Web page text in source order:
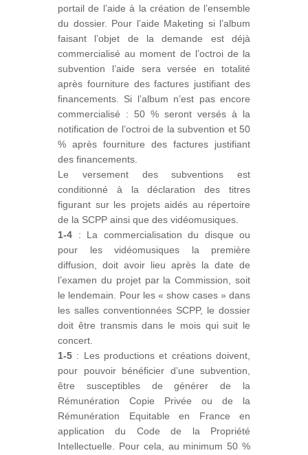
portail de l’aide à la création de l’ensemble
du dossier. Pour l’aide Maketing si l’album
faisant l’objet de la demande est déjà
commercialisé au moment de l’octroi de la
subvention l’aide sera versée en totalité
après fourniture des factures justifiant des
financements. Si l’album n’est pas encore
commercialisé : 50 % seront versés à la
notification de l’octroi de la subvention et 50
% après fourniture des factures justifiant
des financements.
Le versement des subventions est
conditionné à la déclaration des titres
figurant sur les projets aidés au répertoire
de la SCPP ainsi que des vidéomusiques.
1-4 : La commercialisation du disque ou
pour les vidéomusiques la première
diffusion, doit avoir lieu après la date de
l’examen du projet par la Commission, soit
le lendemain. Pour les « show cases » dans
les salles conventionnées SCPP, le dossier
doit être transmis dans le mois qui suit le
concert.
1-5 : Les productions et créations doivent,
pour pouvoir bénéficier d’une subvention,
être susceptibles de générer de la
Rémunération Copie Privée ou de la
Rémunération Equitable en France en
application du Code de la Propriété
Intellectuelle. Pour cela, au minimum 50 %